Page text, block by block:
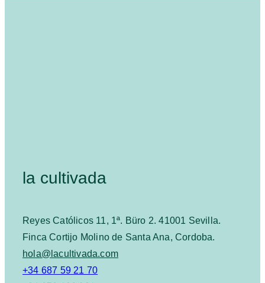
la cultivada
Reyes Católicos 11, 1ª. Büro 2. 41001 Sevilla.
Finca Cortijo Molino de Santa Ana, Cordoba.
hola@lacultivada.com
+34 687 59 21 70